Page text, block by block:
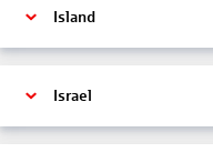
Island
Israel